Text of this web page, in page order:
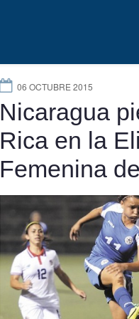
06 OCTUBRE 2015
Nicaragua
Rica en la
Femenina